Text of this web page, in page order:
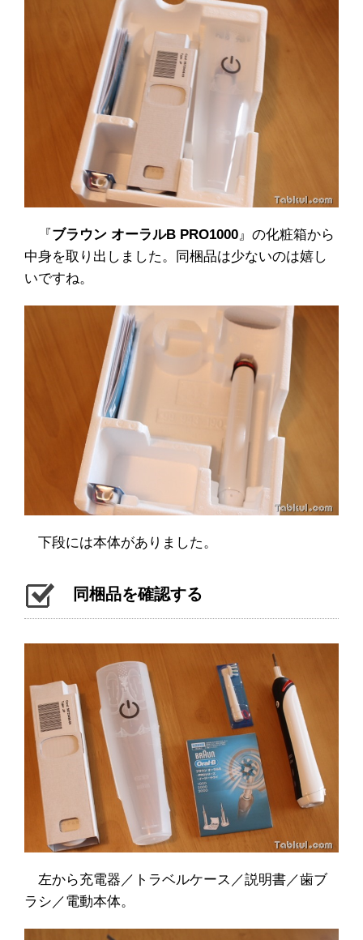
『ブラウン オーラルB PRO1000』の化粧箱から
中身を取り出しました。同梱品は少ないのは嬉し
いですね。
下段には本体がありました。
同梱品を確認する
左から充電器／トラベルケース／説明書／歯ブ
ラシ／電動本体。